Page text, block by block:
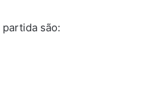
são: